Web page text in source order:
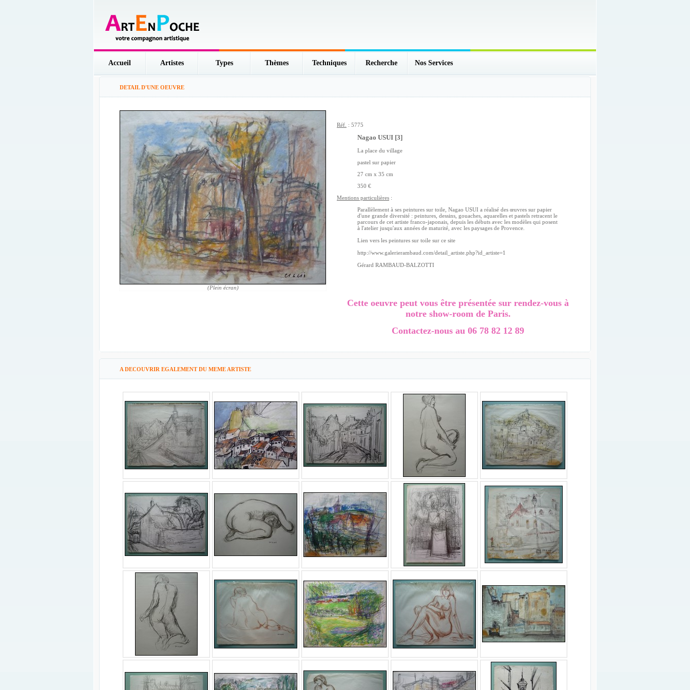
Accueil Artistes Types Thèmes Techniques Recherche Nos Services
DETAIL D'UNE OEUVRE
(Plein écran)
Réf. : 5775
Nagao USUI [3]
La place du village
pastel sur papier
27 cm x 35 cm
350 €
Mentions particulières :
Parallèlement à ses peintures sur toile, Nagao USUI a réalisé des œuvres sur papier
d'une grande diversité : peintures, dessins, gouaches, aquarelles et pastels retracent le
parcours de cet artiste franco-japonais, depuis les débuts avec les modèles qui posent
à l'atelier jusqu'aux années de maturité, avec les paysages de Provence.
Lien vers les peintures sur toile sur ce site
http://www.galerierambaud.com/detail_artiste.php?id_artiste=1
Gérard RAMBAUD-BALZOTTI
Cette oeuvre peut vous être présentée sur rendez-vous à
notre show-room de Paris.
Contactez-nous au 06 78 82 12 89
A DECOUVRIR EGALEMENT DU MEME ARTISTE